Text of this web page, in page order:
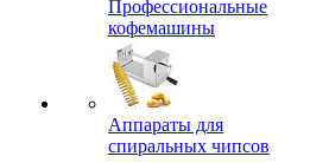
Профессиональные
кофемашины
Аппараты для
спиральных чипсов